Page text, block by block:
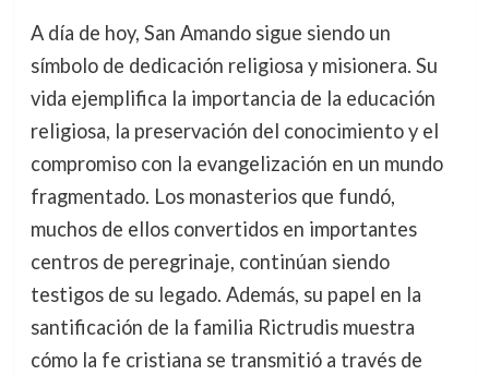
A día de hoy, San Amando sigue siendo un
símbolo de dedicación religiosa y misionera. Su
vida ejemplifica la importancia de la educación
religiosa, la preservación del conocimiento y el
compromiso con la evangelización en un mundo
fragmentado. Los monasterios que fundó,
muchos de ellos convertidos en importantes
centros de peregrinaje, continúan siendo
testigos de su legado. Además, su papel en la
santificación de la familia Rictrudis muestra
cómo la fe cristiana se transmitió a través de